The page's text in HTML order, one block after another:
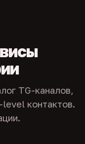
TG-каналов,
контактов.